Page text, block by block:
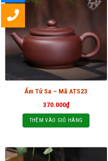
Ấm Tử Sa – Mã ATS23
370.000₫
THÊM VÀO GIỎ HÀNG